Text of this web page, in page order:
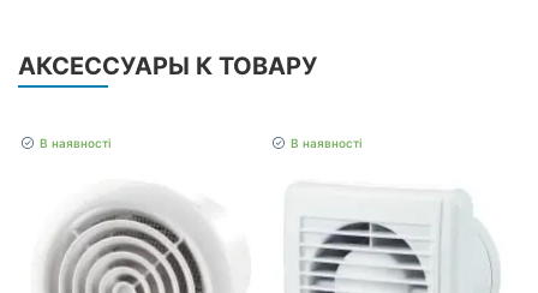
АКСЕССУАРЫ К ТОВАРУ
В наявності В наявності